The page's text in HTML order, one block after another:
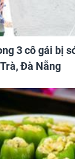
3 cô gái bị
Đà Nẵng